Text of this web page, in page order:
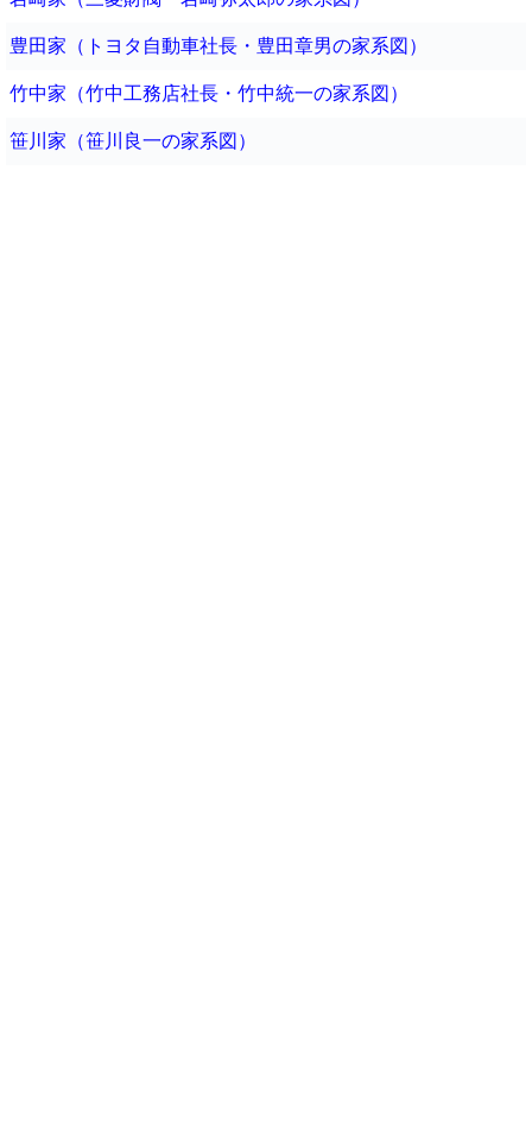
豊田家（トヨタ自動車社長・豊田章男の家系図）
竹中家（竹中工務店社長・竹中統一の家系図）
笹川家（笹川良一の家系図）